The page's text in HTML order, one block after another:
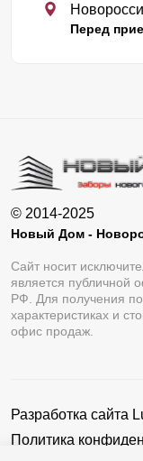
Перед
© 2014-2025
Новый Дом -
Сайт носит
является публичной
РФ. Для получения
характеристиках и
офис продаж.
Разработка сайта
Политика